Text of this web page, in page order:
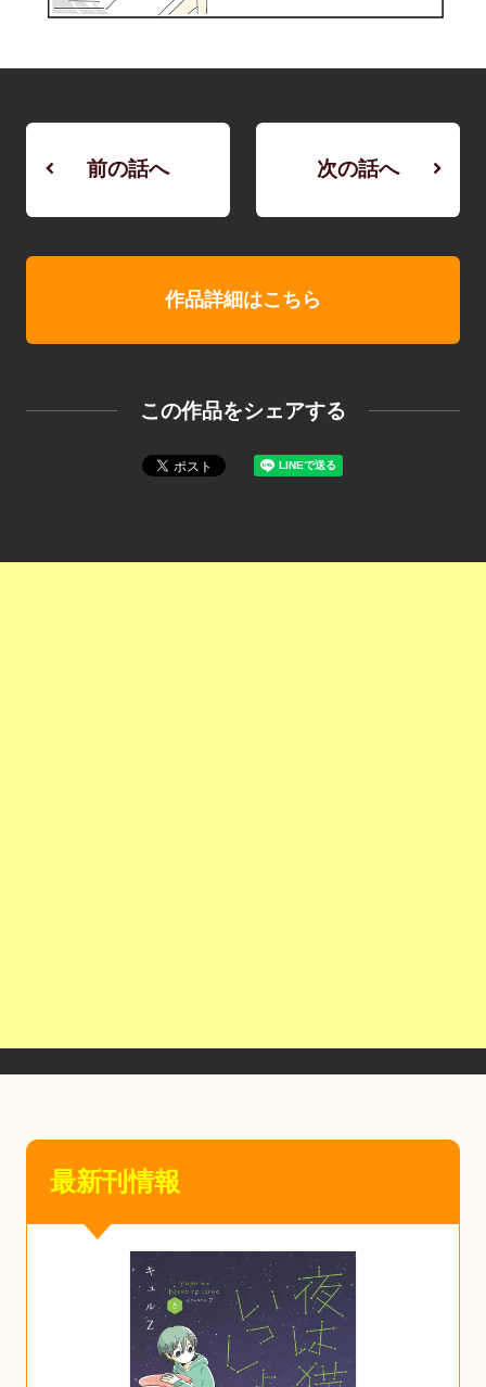
前の話へ 次の話へ
作品詳細はこちら
この作品をシェアする
最新刊情報